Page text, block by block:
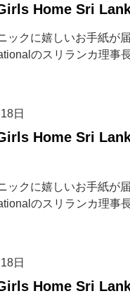
Home Sri
ックに嬉しいお手紙が
のスリランカ理事
日
Home Sri
ックに嬉しいお手紙が
のスリランカ理事
日
Home Sri